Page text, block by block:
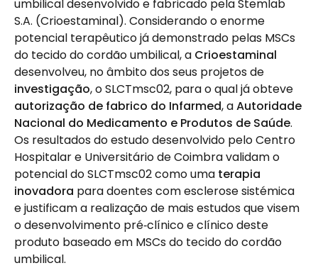
umbilical desenvolvido e fabricado pela Stemlab
S.A. (Crioestaminal). Considerando o enorme
potencial terapêutico já demonstrado pelas MSCs
do tecido do cordão umbilical, a Crioestaminal
desenvolveu, no âmbito dos seus projetos de
investigação, o SLCTmsc02, para o qual já obteve
autorização de fabrico do Infarmed, aAutoridade
Nacional do Medicamento e Produtos de Saúde.
Os resultados do estudo desenvolvido pelo Centro
Hospitalar e Universitário de Coimbra validam o
potencial do SLCTmsc02 como uma terapia
inovadora para doentes com esclerose sistémica
e justificam a realização de mais estudos que visem
o desenvolvimento pré‑clínico e clínico deste
produto baseado em MSCs do tecido do cordão
umbilical.